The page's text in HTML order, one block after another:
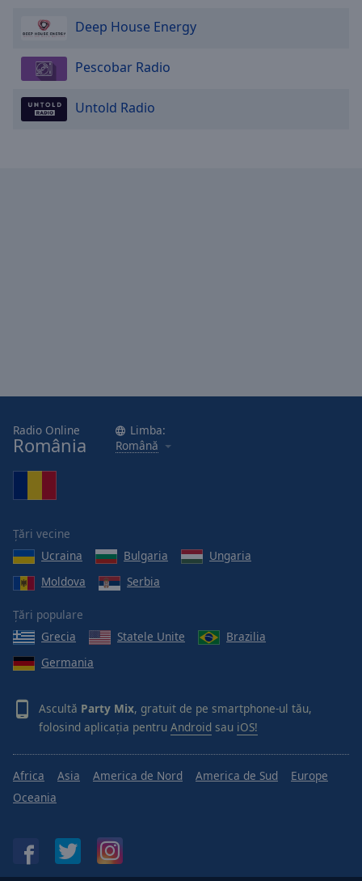
Deep House Energy
Pescobar Radio
Untold Radio
Radio Online
România
Limba:
Română
Țări vecine
Ucraina
Bulgaria
Ungaria
Moldova
Serbia
Țări populare
Grecia
Statele Unite
Brazilia
Germania
Ascultă Party Mix, gratuit de pe smartphone-ul tău,
folosind aplicația pentru Android sau iOS!
Africa Asia America de Nord America de Sud
Europe
Oceania